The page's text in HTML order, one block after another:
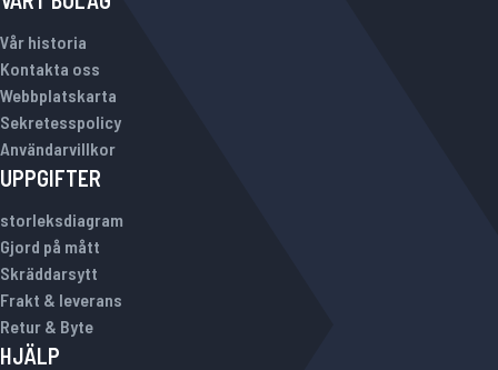
Vår historia
Kontakta oss
Webbplatskarta
Sekretesspolicy
Användarvillkor
UPPGIFTER
storleksdiagram
Gjord på mått
Skräddarsytt
Frakt & leverans
Retur & Byte
HJÄLP